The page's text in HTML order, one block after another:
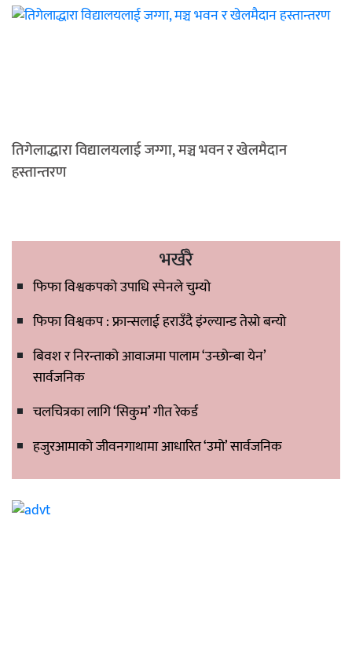
तिगेलाद्धारा विद्यालयलाई जग्गा, मञ्च भवन र खेलमैदान
हस्तान्तरण
भर्खरै
फिफा विश्वकपको उपाधि स्पेनले चुम्यो
फिफा विश्वकप : फ्रान्सलाई हराउँदै इंग्ल्यान्ड तेस्रो बन्यो
बिवश र निरन्ताको आवाजमा पालाम ‘उन्छोन्बा येन’
सार्वजनिक
चलचित्रका लागि ‘सिकुम’ गीत रेकर्ड
हजुरआमाको जीवनगाथामा आधारित ‘उमो’ सार्वजनिक